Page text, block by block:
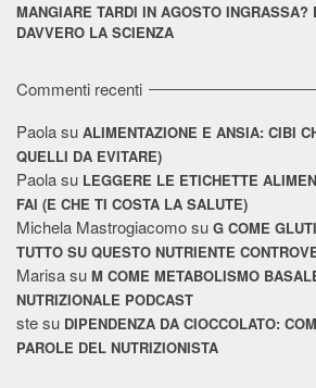
MANGIARE TARDI IN AGOSTO INGRASSA?
DAVVERO LA SCIENZA
Commenti recenti
Paolasu ALIMENTAZIONE E ANSIA: CIBI
QUELLI DA EVITARE)
Paolasu LEGGERE LE ETICHETTE
FAI (E CHE TI COSTA LA SALUTE)
Michela Mastrogiacomosu G COME
TUTTO SU QUESTO NUTRIENTE
Marisasu M COME METABOLISMO
NUTRIZIONALE PODCAST
stesu DIPENDENZA DA CIOCCOLATO:
PAROLE DEL NUTRIZIONISTA